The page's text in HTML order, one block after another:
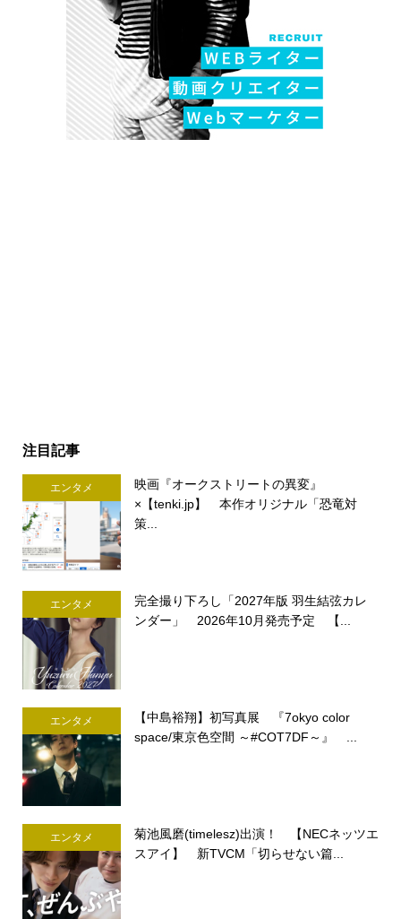
注目記事
エンタメ
映画『オークストリートの異変』
×【tenki.jp】 本作オリジナル「恐竜対
策...
エンタメ
完全撮り下ろし「2027年版 羽生結弦カレ
ンダー」 2026年10月発売予定 【...
エンタメ
【中島裕翔】初写真展 『7okyo color
space/東京色空間 ～#COT7DF～』 ...
エンタメ
菊池風磨(timelesz)出演！ 【NECネッツエ
スアイ】 新TVCM「切らせない篇...